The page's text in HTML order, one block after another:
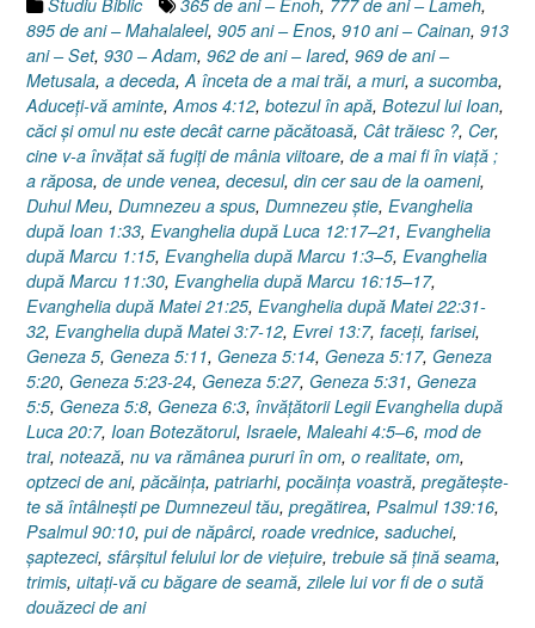
20,
27,
31)”
Studiu Biblic 365 de ani – Enoh, 777 de ani – Lameh,
895 de ani – Mahalaleel, 905 ani – Enos, 910 ani – Cainan, 913
ani – Set, 930 – Adam, 962 de ani – Iared, 969 de ani –
Metusala, a deceda,A înceta de a mai trăi, a muri, a sucomba,
Aduceţi-vă aminte,Amos 4:12, botezul în apă, Botezul lui Ioan,
căci şi omul nu este decât carne păcătoasă, Cât trăiesc ?, Cer,
cine v-a învăţat să fugiţi de mânia viitoare, de a mai fi în viaţă ;
a răposa, de unde venea, decesul, din cer sau de la oameni,
Duhul Meu, Dumnezeu a spus, Dumnezeu ştie, Evanghelia
după Ioan 1:33, Evanghelia după Luca 12:17–21, Evanghelia
după Marcu 1:15, Evanghelia după Marcu 1:3–5, Evanghelia
după Marcu 11:30, Evanghelia după Marcu 16:15–17,
Evanghelia după Matei 21:25, Evanghelia după Matei 22:31-
32, Evanghelia după Matei 3:7-12, Evrei 13:7, faceţi, farisei,
Geneza 5, Geneza 5:11, Geneza 5:14, Geneza 5:17, Geneza
5:20, Geneza 5:23-24, Geneza 5:27, Geneza 5:31, Geneza
5:5, Geneza 5:8, Geneza 6:3, învăţătorii Legii Evanghelia după
Luca 20:7, Ioan Botezătorul, Israele, Maleahi 4:5–6, mod de
trai, notează, nu va rămânea pururi în om, o realitate, om,
optzeci de ani, păcăinţa, patriarhi, pocăinţa voastră, pregăteşte-
te să întâlneşti pe Dumnezeul tău, pregătirea, Psalmul 139:16,
Psalmul 90:10, pui de năpârci, roade vrednice, saduchei,
şaptezeci, sfârşitul felului lor de vieţuire, trebuie să ţină seama,
trimis, uitaţi-vă cu băgare de seamă,zilele lui vor fi de o sută
douăzeci de ani